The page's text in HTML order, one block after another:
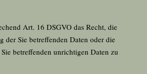
Art. 16 DSGVO das Recht, die
der Sie betreffenden Daten oder die
betreffenden unrichtigen Daten zu